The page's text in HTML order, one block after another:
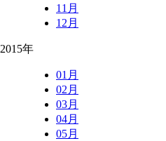
11月
12月
2015年
01月
02月
03月
04月
05月